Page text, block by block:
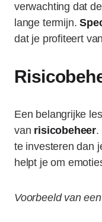
verwachting dat
lange termijn.
dat je profiteert
Een belangrijke
van risicobeheer.
te investeren dan
helpt je om
Voorbeeld van